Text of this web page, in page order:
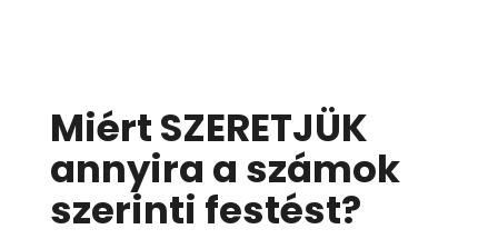
Miért SZERETJÜK
annyira a számok
szerinti festést?